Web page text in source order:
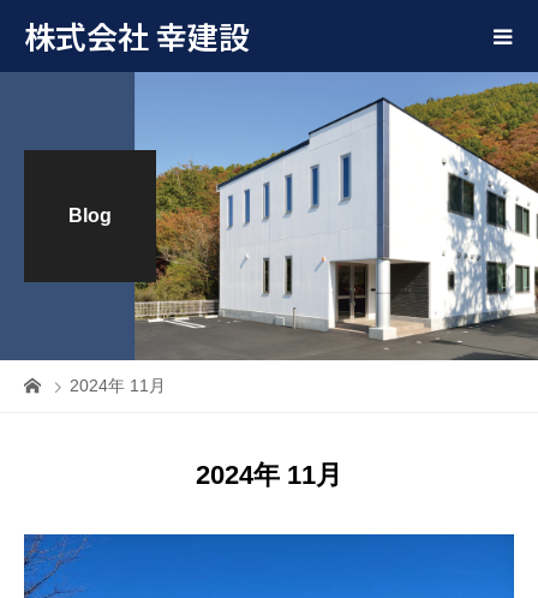
株式会社 幸建設
Blog
2024年 11月
2024年 11月